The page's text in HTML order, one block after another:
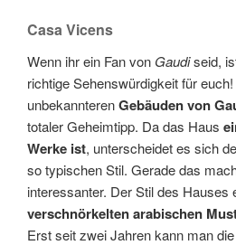
Casa Vicens
Wenn ihr ein Fan von Gaudiseid,
richtige Sehenswürdigkeit für
unbekannterenGebäuden von
totaler Geheimtipp. Da das Haus
Werke ist, unterscheidet es sich
so typischen Stil. Gerade das
interessanter. Der Stil des Hauses
verschnörkelten arabischen
Erst seit zwei Jahren kann man die